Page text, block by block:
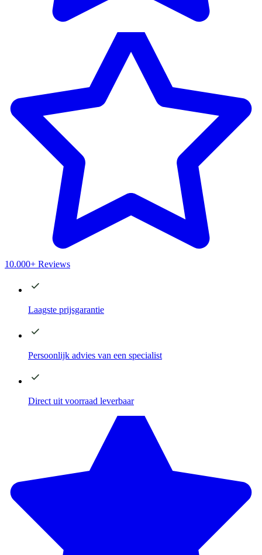
10.000+ Reviews
Laagste prijsgarantie
Persoonlijk advies van een specialist
Direct uit voorraad leverbaar